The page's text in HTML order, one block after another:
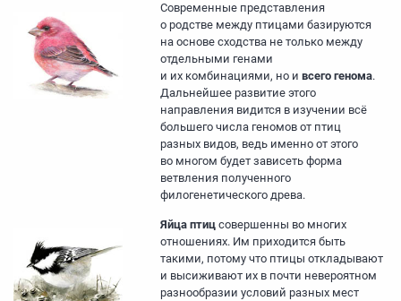
Современные представления
о родстве между птицами базируются
на основе сходства не только между
отдельными генами
и их комбинациями, но и всего генома.
Дальнейшее развитие этого
направления видится в изучении всё
большего числа геномов от птиц
разных видов, ведь именно от этого
во многом будет зависеть форма
ветвления полученного
филогенетического древа.
Яйца птиц совершенны во многих
отношениях. Им приходится быть
такими, потому что птицы откладывают
и высиживают их в почти невероятном
разнообразии условий разных мест